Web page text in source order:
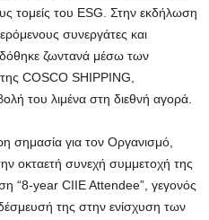
τομείς του ESG. Στην εκδήλωση
συνεργάτες και
ζωντανά μέσω των
COSCO SHIPPING,
του λιμένα στη διεθνή αγορά.
σημασία για τον Οργανισμό,
οκταετή συνεχή συμμετοχή της
“8-year CIIE Attendee”, γεγονός
της στην ενίσχυση των